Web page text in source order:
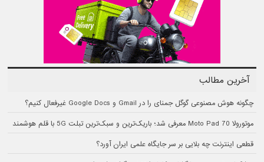
آخرین مطالب
چگونه هوش مصنوعی گوگل جمنای را در Gmail و Google Docs غیرفعال کنیم؟
موتورولا Moto Pad 70 معرفی شد؛ باریک‌ترین و سبک‌ترین تبلت 5G با قلم هوشمند
قطعی اینترنت چه بلایی بر سر جایگاه علمی ایران آورد؟